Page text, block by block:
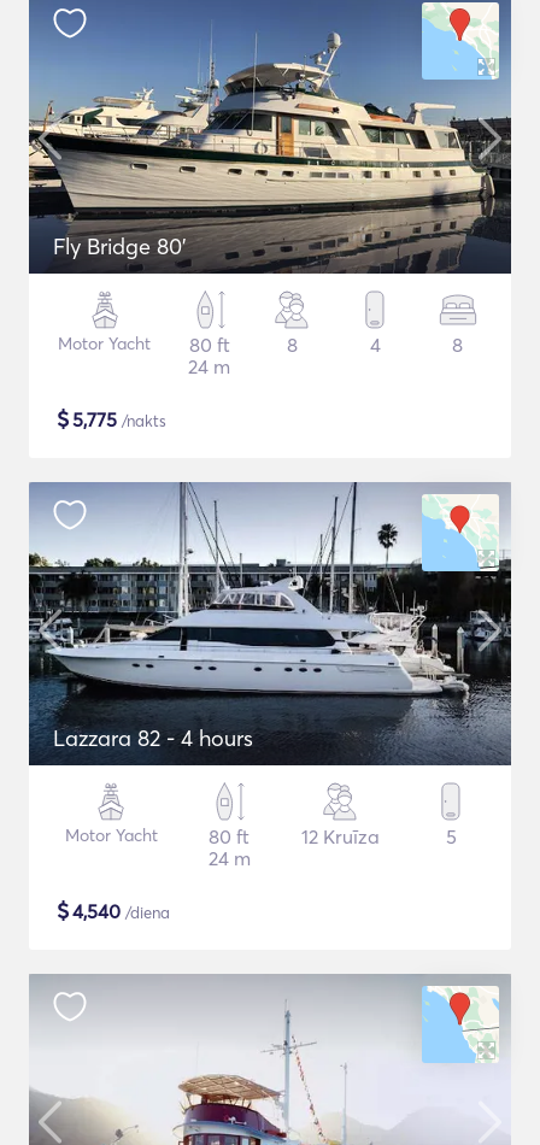
Fly Bridge 80'
Motor Yacht
80 ft
24 m
8 4 8
$5,775 /nakts
Lazzara 82 - 4 hours
Motor Yacht
80 ft
24 m
12 Kruīza 5
$4,540 /diena